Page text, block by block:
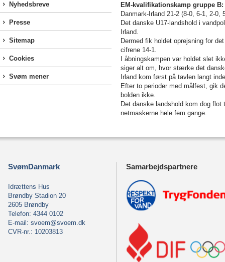
Nyhedsbreve
Presse
Sitemap
Cookies
Svøm mener
EM-kvalifikationskamp gruppe B:
Danmark-Irland 21-2 (8-0, 6-1, 2-0,
Det danske U17-landshold i
Irland.
Dermed fik holdet oprejsning for
cifrene 14-1.
I åbningskampen var holdet slet
siger alt om, hvor stærke det
Irland kom først på tavlen langt
Efter to perioder med målfest, gik
bolden ikke.
Det danske landshold kom dog
netmaskerne hele fem gange.
SvømDanmark
Idrættens Hus
Brøndby Stadion 20
2605 Brøndby
Telefon: 4344 0102
E-mail: svoem@svoem.dk
CVR-nr.: 10203813
Samarbejdspartnere